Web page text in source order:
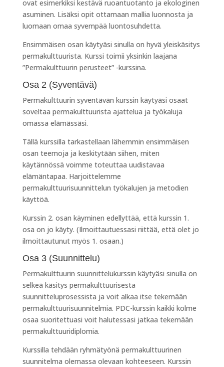
ovat esimerkiksi kestävä ruoantuotanto ja ekologinen
asuminen. Lisäksi opit ottamaan mallia luonnosta ja
luomaan omaa syvempää luontosuhdetta.
Ensimmäisen osan käytyäsi sinulla on hyvä yleiskäsitys
permakulttuurista. Kurssi toimii yksinkin laajana
”Permakulttuurin perusteet” -kurssina.
Osa 2 (Syventävä)
Permakulttuurin syventävän kurssin käytyäsi osaat
soveltaa permakulttuurista ajattelua ja työkaluja
omassa elämässäsi.
Tällä kurssilla tarkastellaan lähemmin ensimmäisen
osan teemoja ja keskitytään siihen, miten
käytännössä voimme toteuttaa uudistavaa
elämäntapaa. Harjoittelemme
permakulttuurisuunnittelun työkalujen ja metodien
käyttöä.
Kurssin 2. osan käyminen edellyttää, että kurssin 1.
osa on jo käyty. (Ilmoittautuessasi riittää, että olet jo
ilmoittautunut myös 1. osaan.)
Osa 3 (Suunnittelu)
Permakulttuurin suunnittelukurssin käytyäsi sinulla on
selkeä käsitys permakulttuurisesta
suunnitteluprosessista ja voit alkaa itse tekemään
permakulttuurisuunnitelmia. PDC-kurssin kaikki kolme
osaa suoritettuasi voit halutessasi jatkaa tekemään
permakulttuuridiplomia.
Kurssilla tehdään ryhmätyönä permakulttuurinen
suunnitelma olemassa olevaan kohteeseen. Kurssin